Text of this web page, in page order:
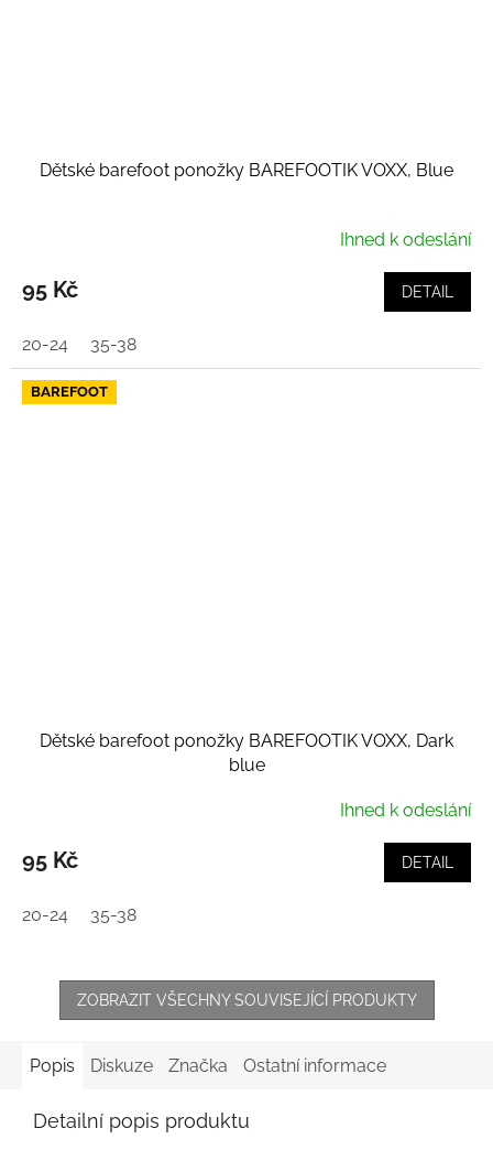
Dětské barefoot ponožky BAREFOOTIK VOXX, Blue
Ihned k odeslání
95 Kč DETAIL
20-24 35-38
BAREFOOT
Dětské barefoot ponožky BAREFOOTIK VOXX, Dark
blue
Ihned k odeslání
95 Kč DETAIL
20-24 35-38
ZOBRAZIT VŠECHNY SOUVISEJÍCÍ PRODUKTY
Popis Diskuze Značka Ostatní informace
Detailní popis produktu